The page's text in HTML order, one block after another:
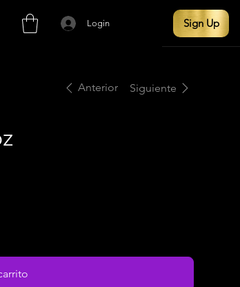
Login Sign Up
Anterior Siguiente